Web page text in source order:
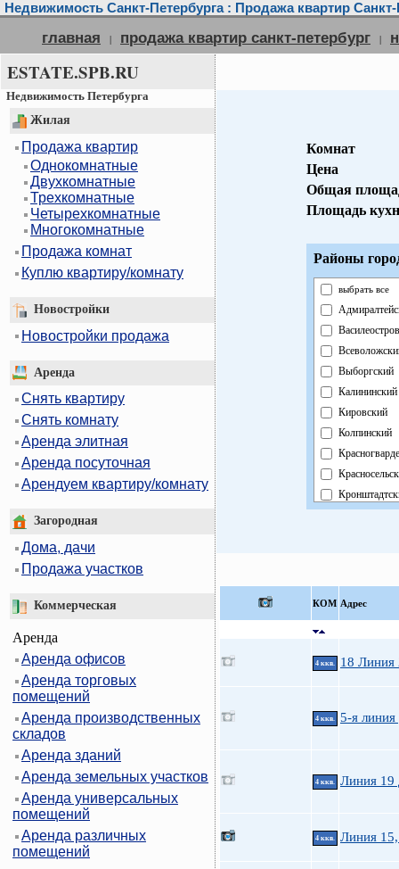
Недвижимость Санкт-Петербурга : Продажа квартир Санкт-
главная | продажа квартир санкт-петербург |
ESTATE.SPB.RU
Недвижимость Петербурга
Жилая
Продажа квартир
Однокомнатные
Двухкомнатные
Трехкомнатные
Четырехкомнатные
Многокомнатные
Продажа комнат
Куплю квартиру/комнату
Новостройки
Новостройки продажа
Аренда
Снять квартиру
Снять комнату
Аренда элитная
Аренда посуточная
Арендуем квартиру/комнату
Загородная
Дома, дачи
Продажа участков
Коммерческая
Аренда
Аренда офисов
Аренда торговых
помещений
Аренда производственных
складов
Аренда зданий
Аренда земельных участков
Аренда универсальных
помещений
Аренда различных
помещений
Комнат
Цена
Общая
Площадь
Районы
выбрать все
Выборгский
Калининский
Кировский
Колпинский
Павловский
Приморский
Центральный
КOМ Адрес
4 ккв. 18 Линия
4 ккв. 5-я
4 ккв. Линия 19
4 ккв. Линия